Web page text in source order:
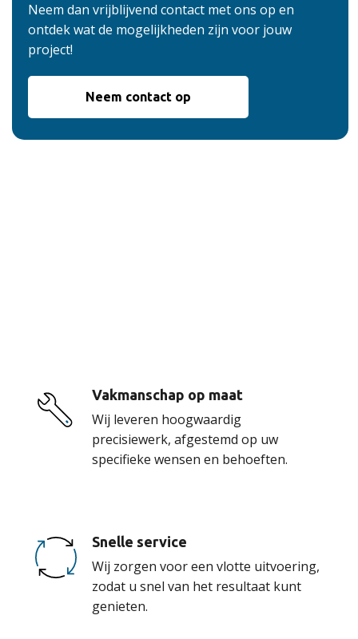
Neem dan vrijblijvend contact met ons op en
ontdek wat de mogelijkheden zijn voor jouw
project!
Neem contact op
Vakmanschap op maat
Wij leveren hoogwaardig
precisiewerk, afgestemd op uw
specifieke wensen en behoeften.
Snelle service
Wij zorgen voor een vlotte uitvoering,
zodat u snel van het resultaat kunt
genieten.